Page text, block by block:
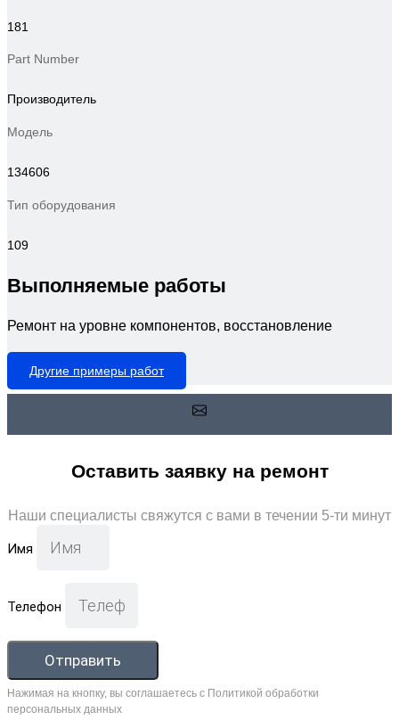
181
Part Number
Производитель
Модель
134606
Тип оборудования
109
Выполняемые работы
Ремонт на уровне компонентов, восстановление
Другие примеры работ
Оставить заявку на ремонт
Наши специалисты свяжутся с вами в течении 5-ти минут
Имя
Телефон
Отправить
Нажимая на кнопку, вы соглашаетесь с Политикой обработки
персональных данных